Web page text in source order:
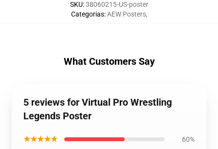
SKU:38060215-US-poster
Categorias:AEW Posters,
What Customers Say
5 reviews for Virtual Pro Wrestling
Legends Poster
★★★★★ 60%